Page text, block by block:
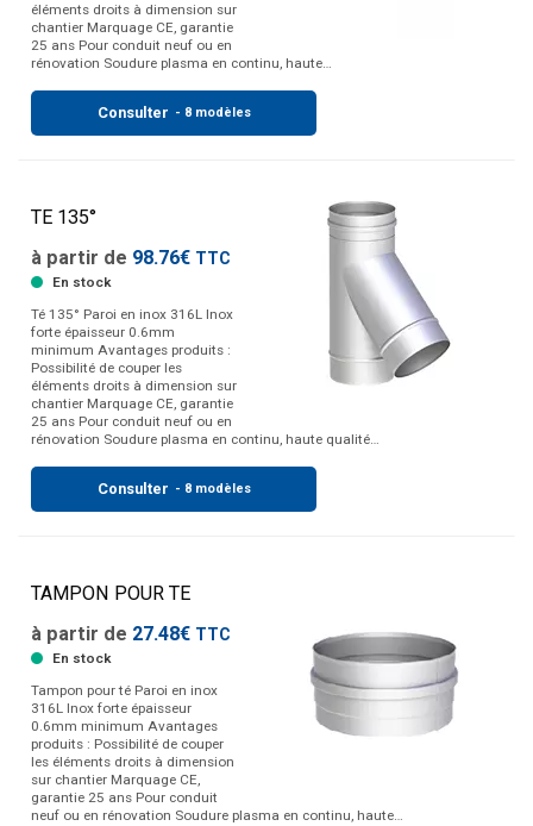
éléments droits à dimension sur
chantier Marquage CE, garantie
25 ans Pour conduit neuf ou en
rénovation Soudure plasma en continu, haute…
Consulter - 8 modèles
TE 135°
à partir de 98.76€ TTC
En stock
Té 135° Paroi en inox 316L Inox
forte épaisseur 0.6mm
minimum Avantages produits :
Possibilité de couper les
éléments droits à dimension sur
chantier Marquage CE, garantie
25 ans Pour conduit neuf ou en
rénovation Soudure plasma en continu, haute qualité…
Consulter - 8 modèles
TAMPON POUR TE
à partir de 27.48€ TTC
En stock
Tampon pour té Paroi en inox
316L Inox forte épaisseur
0.6mm minimum Avantages
produits : Possibilité de couper
les éléments droits à dimension
sur chantier Marquage CE,
garantie 25 ans Pour conduit
neuf ou en rénovation Soudure plasma en continu, haute…